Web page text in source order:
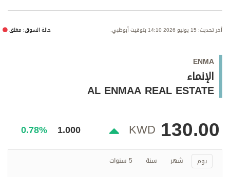
وجهات نظر
الترفيه
الذكاء الاصطناعي
تغطيات
آخر تحديث: 15 يونيو 2026 14:10 بتوقيت أبوظبي. حالة السوق: مغلق
ENMA
الإنماء
AL ENMAA REAL ESTATE
130.00
KWD
1.000
0.78%
يوم شهر سنة 5 سنوات